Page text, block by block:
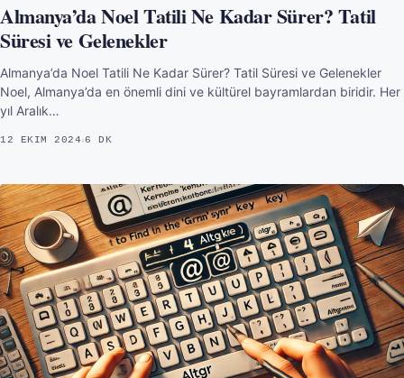
Almanya’da Noel Tatili Ne Kadar Sürer? Tatil
Süresi ve Gelenekler
Almanya’da Noel Tatili Ne Kadar Sürer? Tatil Süresi ve Gelenekler
Noel, Almanya’da en önemli dini ve kültürel bayramlardan biridir. Her
yıl Aralık…
12 EKIM 2024 6 DK